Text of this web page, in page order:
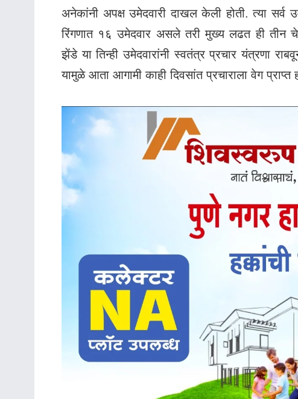
अनेकांनी अपक्ष उमेदवारी दाखल केली होती. त्या सर्व
रिंगणात १६ उमेदवार असले तरी मुख्य लढत ही तीन
झेंडे या तिन्ही उमेदवारांनी स्वतंत्र प्रचार यंत्रणा
यामुळे आता आगामी काही दिवसांत प्रचाराला वेग प्राप्त